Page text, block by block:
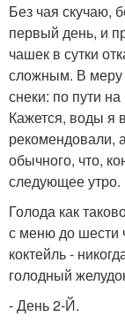
Без чая скучаю,
первый день, и
чашек в сутки
сложным. В меру
снеки: по пути
Кажется, воды я
рекомендовали,
обычного, что,
следующее утро.
Голода как
с меню до шести
коктейль -
голодный
- День 2-Й.